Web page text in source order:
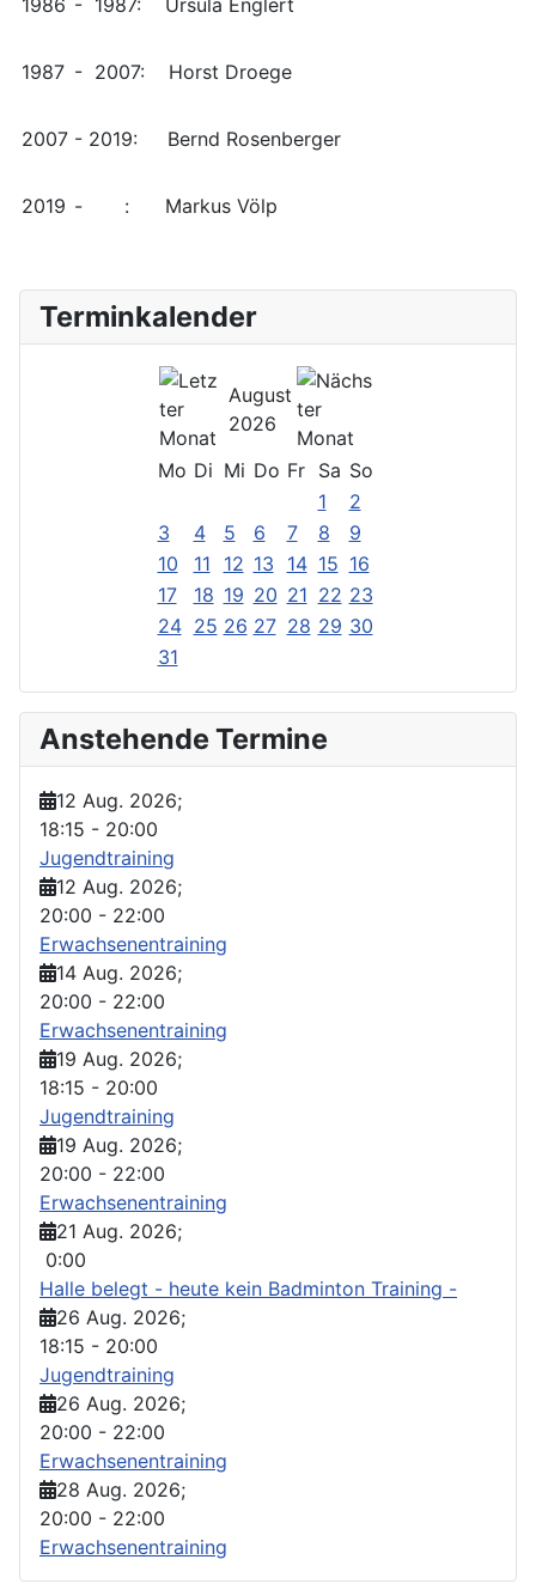
1986 - 1987: Ursula Englert
1987 - 2007: Horst Droege
2007 - 2019: Bernd Rosenberger
2019 - : Markus Völp
Terminkalender
August
2026
Mo Di Mi Do Fr Sa So
1
2
3
4 5 6 7 8
9
10
11 12 13 14 15 16
17
18 19 20 21 22 23
24 25 26 27 28 29 30
31
Anstehende Termine
12 Aug. 2026;
18:15 - 20:00
Jugendtraining
12 Aug. 2026;
20:00 - 22:00
Erwachsenentraining
14 Aug. 2026;
20:00 - 22:00
Erwachsenentraining
19 Aug. 2026;
18:15 - 20:00
Jugendtraining
19 Aug. 2026;
20:00 - 22:00
Erwachsenentraining
21 Aug. 2026;
0:00
Halle belegt - heute kein Badminton Training -
26 Aug. 2026;
18:15 - 20:00
Jugendtraining
26 Aug. 2026;
20:00 - 22:00
Erwachsenentraining
28 Aug. 2026;
20:00 - 22:00
Erwachsenentraining